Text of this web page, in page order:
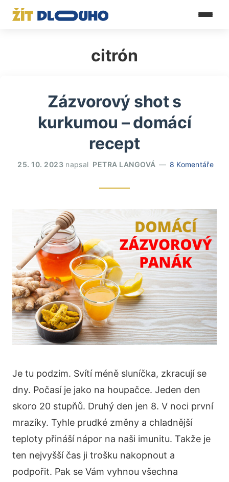
citrón
Zázvorový shot s
kurkumou – domácí
recept
25. 10. 2023 napsal PETRA LANGOVÁ 8 Komentáře
Je tu podzim. Svítí méně sluníčka, zkracují se
dny. Počasí je jako na houpačce. Jeden den
skoro 20 stupňů. Druhý den jen 8. V noci první
mrazíky. Tyhle prudké změny a chladnější
teploty přináší nápor na naši imunitu. Takže je
ten nejvyšší čas ji trošku nakopnout a
podpořit. Pak se Vám vyhnou všechna